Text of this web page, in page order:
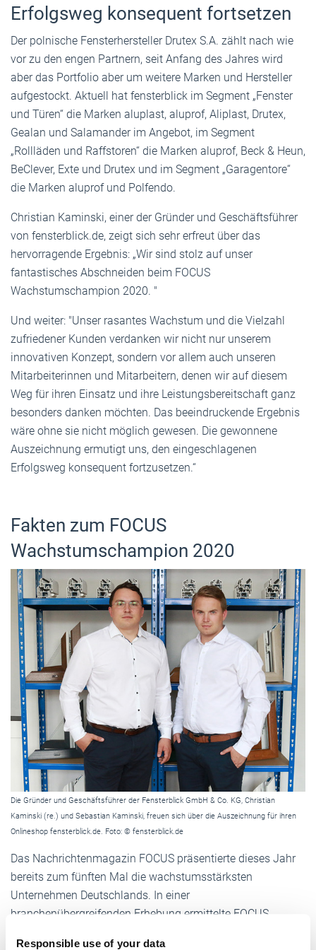
Responsible use of your data
Erfolgsweg konsequent fortsetzen
Der polnische Fensterhersteller Drutex S.A. zählt nach wie
vor zu den engen Partnern, seit Anfang des Jahres wird
aber das Portfolio aber um weitere Marken und Hersteller
aufgestockt. Aktuell hat fensterblick im Segment „Fenster
und Türen“ die Marken aluplast, aluprof, Aliplast, Drutex,
Gealan und Salamander im Angebot, im Segment
„Rollläden und Raffstoren“ die Marken aluprof, Beck & Heun,
BeClever, Exte und Drutex und im Segment „Garagentore“
die Marken aluprof und Polfendo.
Christian Kaminski, einer der Gründer und Geschäftsführer
von fensterblick.de, zeigt sich sehr erfreut über das
hervorragende Ergebnis: „Wir sind stolz auf unser
fantastisches Abschneiden beim FOCUS
Wachstumschampion 2020. "
Und weiter: "Unser rasantes Wachstum und die Vielzahl
zufriedener Kunden verdanken wir nicht nur unserem
innovativen Konzept, sondern vor allem auch unseren
Mitarbeiterinnen und Mitarbeitern, denen wir auf diesem
Weg für ihren Einsatz und ihre Leistungsbereitschaft ganz
besonders danken möchten. Das beeindruckende Ergebnis
wäre ohne sie nicht möglich gewesen. Die gewonnene
Auszeichnung ermutigt uns, den eingeschlagenen
Erfolgsweg konsequent fortzusetzen.“
Fakten zum FOCUS
Wachstumschampion 2020
Die Gründer und Geschäftsführer der Fensterblick GmbH & Co. KG, Christian
Kaminski (re.) und Sebastian Kaminski, freuen sich über die Auszeichnung für ihren
Onlineshop fensterblick.de. Foto: © fensterblick.de
Das Nachrichtenmagazin FOCUS präsentierte dieses Jahr
bereits zum fünften Mal die wachstumsstärksten
Unternehmen Deutschlands. In einer
branchenübergreifenden Erhebung ermittelte FOCUS